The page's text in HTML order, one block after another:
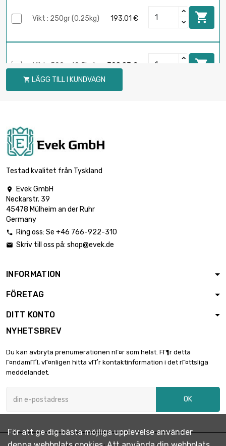
Vikt : 250gr (0.25kg) 193,01 € 
Vikt : 500gr (0.5kg) 308,83 € 
Vikt : 2 500gr
(2.5kg)
Vikt : 5 000gr
 LÄGG TILL I KUNDVAGN
Testad kvalitet från Tyskland

Evek GmbH
Neckarstr. 39
45478 Mülheim an der Ruhr
Germany
 Ring oss: Se +46 766-922-310
 Skriv till oss på: shop@evek.de
INFORMATION
FÖRETAG
DITT KONTO
NYHETSBREV
Du kan avbryta prenumerationen nГ¤r som helst. FГ¶r detta
Г¤ndamГҐl, vГ¤nligen hitta vГҐr kontaktinformation i det rГ¤ttsliga
meddelandet.
OK
För att ge dig bästa möjliga upplevelse använder